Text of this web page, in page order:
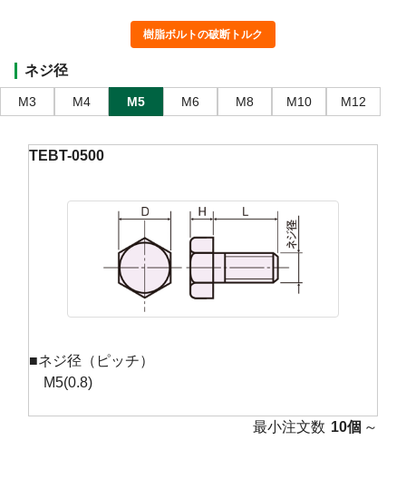
樹脂ボルトの破断トルク
ネジ径
M3 M4 M5 M6 M8 M10 M12
TEBT-0500
■ネジ径（ピッチ）
M5(0.8)
最小注文数 10個 ～